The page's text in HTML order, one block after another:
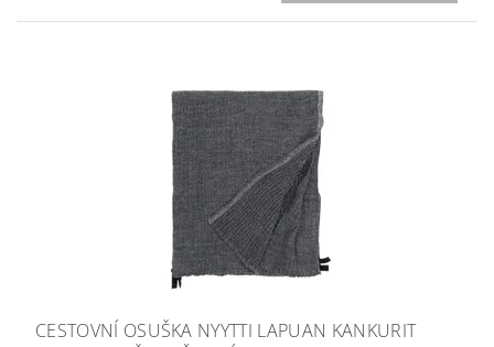
CESTOVNÍ OSUŠKA NYYTTI LAPUAN KANKURIT